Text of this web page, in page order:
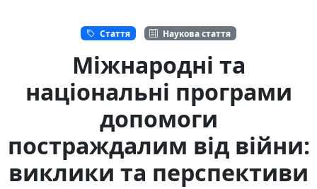
Стаття Наукова стаття
Міжнародні та
національні програми
допомоги
постраждалим від війни:
виклики та перспективи